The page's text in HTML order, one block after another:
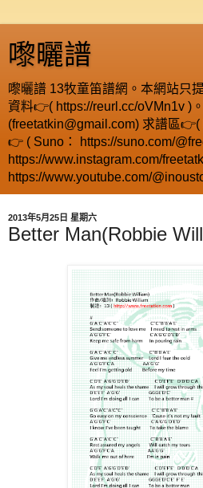
嚟曬譜
嚟曬譜 13牧童笛譜網。本網站只
資料👉( https://reurl.cc/oVMn1v )
(freetatkin@gmail.com) 求譜區👉(
👉 ( Suno： https://suno.com/
https://www.instagram.com/
https://www.youtube.com/
2013年5月25日 星期六
Better Man(Robbie